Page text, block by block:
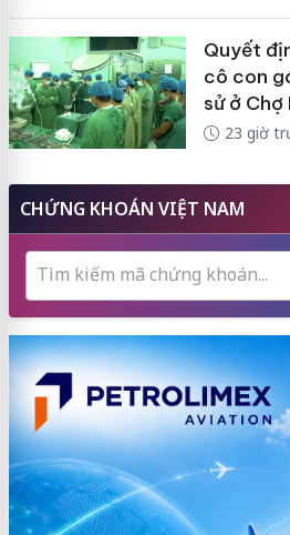
Quyết
cô con
sử ở Chợ
23 giờ
CHỨNG KHOÁN VIỆT NAM
Tìm kiếm mã chứng khoán...